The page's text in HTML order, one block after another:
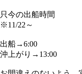
只今の出船時間
※11/22～
出船→6:00
沖上がり→13:00